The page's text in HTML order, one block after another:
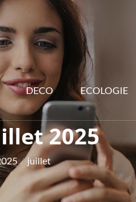
DECO ECOLOGIE
2025
juillet